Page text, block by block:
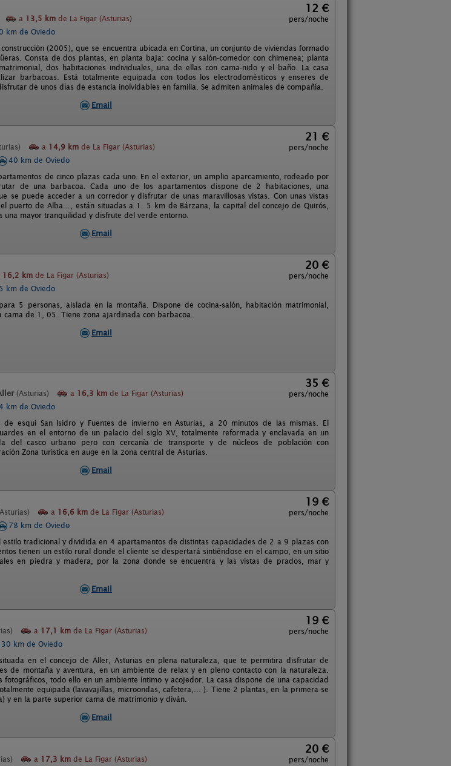
a 13,5 km de La Figar (Asturias)
12 €
pers/noche
km de Oviedo
(2005), que se encuentra ubicada en Cortina, un conjunto de viviendas formado
Consta de dos plantas, en planta baja: cocina y salón-comedor con chimenea; planta
dos habitaciones individuales, una de ellas con cama-nido y el baño. La casa
barbacoas. Está totalmente equipada con todos los electrodomésticos y enseres de
de unos días de estancia inolvidables en familia. Se admiten animales de compañía.
Email
a 14,9 km de La Figar (Asturias)
21 €
pers/noche
40 km de Oviedo
de cinco plazas cada uno. En el exterior, un amplio aparcamiento, rodeado por
de una barbacoa. Cada uno de los apartamentos dispone de 2 habitaciones, una
se puede acceder a un corredor y disfrutar de unas maravillosas vistas. Con unas vistas
puerto de Alba..., están situadas a 1. 5 km de Bárzana, la capital del concejo de Quirós,
una mayor tranquilidad y disfrute del verde entorno.
Email
16,2 km de La Figar (Asturias)
20 €
pers/noche
km de Oviedo
5 personas, aislada en la montaña. Dispone de cocina-salón, habitación matrimonial,
de 1, 05. Tiene zona ajardinada con barbacoa.
Email
(Asturias) a 16,3 km de La Figar (Asturias)
35 €
pers/noche
km de Oviedo
de esquí San Isidro y Fuentes de invierno en Asturias, a 20 minutos de las mismas. El
en el entorno de un palacio del siglo XV, totalmente reformada y enclavada en un
del casco urbano pero con cercanía de transporte y de núcleos de población con
Zona turística en auge en la zona central de Asturias.
Email
a 16,6 km de La Figar (Asturias)
19 €
pers/noche
78 km de Oviedo
estilo tradicional y dividida en 4 apartamentos de distintas capacidades de 2 a 9 plazas con
tienen un estilo rural donde el cliente se despertará sintiéndose en el campo, en un sitio
en piedra y madera, por la zona donde se encuentra y las vistas de prados, mar y
Email
a 17,1 km de La Figar (Asturias)
19 €
pers/noche
30 km de Oviedo
en el concejo de Aller, Asturias en plena naturaleza, que te permitira disfrutar de
de montaña y aventura, en un ambiente de relax y en pleno contacto con la naturaleza.
todo ello en un ambiente íntimo y acojedor. La casa dispone de una capacidad
equipada (lavavajillas, microondas, cafetera,... ). Tiene 2 plantas, en la primera se
y en la parte superior cama de matrimonio y diván.
Email
a 17,3 km de La Figar (Asturias)
20 €
pers/noche